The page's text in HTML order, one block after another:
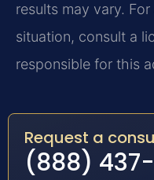
results may vary.
situation, consult a
responsible for this
Request a
(888)